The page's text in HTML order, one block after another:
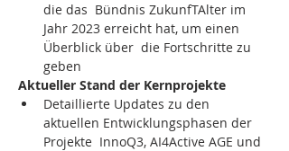
die das  Bündnis ZukunfTAlter im
Jahr 2023 erreicht hat, um einen
Überblick über  die Fortschritte zu
geben
Aktueller Stand der Kernprojekte
Detaillierte Updates zu den
aktuellen Entwicklungsphasen der
Projekte  InnoQ3, AI4Active AGE und